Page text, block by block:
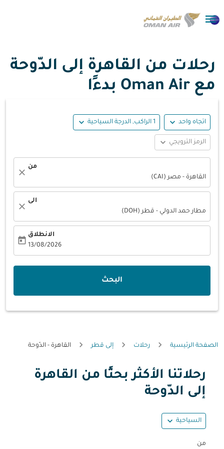

رحلات من القاهرة إلى الدّوحة
مع Oman Air بدءًا
اتجاه واحد expand_more 1 الراكب, الدرجة السياحية expand_more
الرمز الترويجي expand_more
من
القاهرة - مصر (CAI)
close
الى
مطار حمد الدولي - قطر (DOH)
close
الانطلاق
13/08/2026
today
البحث
الصفحة الرئيسية رحلات إلى قطر القاهرة - الدّوحة
رحلاتنا الأكثر بحثًا من القاهرة
إلى الدّوحة
السياحية expand_more
من
حاول تحديث الرحلة (مغادرة و/أو وجهة) أو التفاعل مع